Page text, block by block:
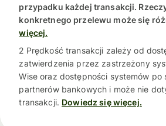
przypadku każdej transakcji.
konkretnego przelewu może się
więcej.
2 Prędkość transakcji zależy od
zatwierdzenia przez zastrzeżony
Wise oraz dostępności systemów po
partnerów bankowych i może nie
transakcji. Dowiedz się więcej.